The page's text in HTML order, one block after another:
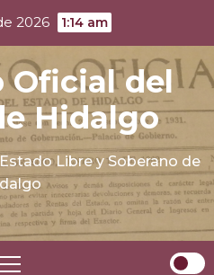
2026 1:14 am
Oficial del
Hidalgo
Libre y Soberano de